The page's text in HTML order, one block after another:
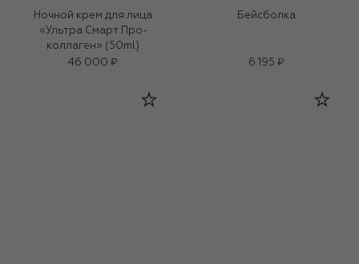
Ночной крем для лица
«Ультра Смарт Про-
коллаген» (50ml)
46 000 ₽
Бейсболка
6 195 ₽